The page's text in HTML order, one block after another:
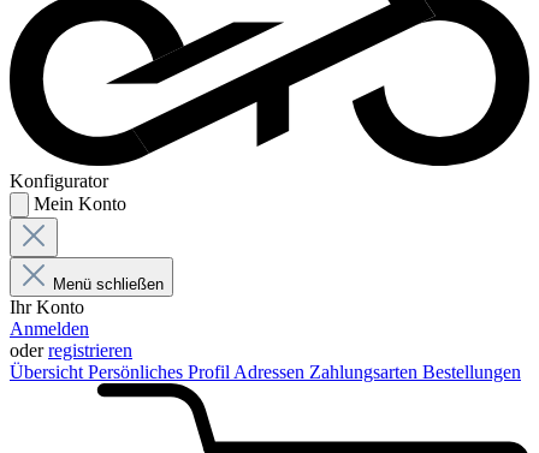
Konfigurator
Mein Konto
Menü schließen
Ihr Konto
Anmelden
oderregistrieren
Übersicht Persönliches Profil Adressen Zahlungsarten Bestellungen